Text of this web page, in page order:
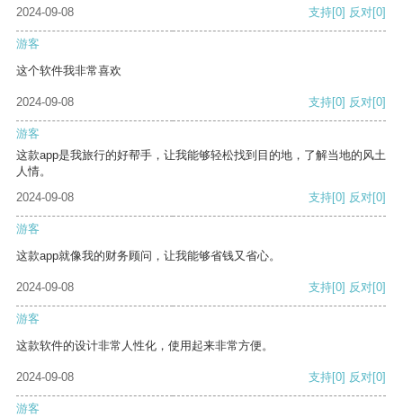
2024-09-08
支持[0] 反对[0]
游客
这个软件我非常喜欢
2024-09-08 支持[0] 反对[0]
游客
这款app是我旅行的好帮手，让我能够轻松找到目的地，了解当地的风土
人情。
2024-09-08
支持[0] 反对[0]
游客
这款app就像我的财务顾问，让我能够省钱又省心。
2024-09-08 支持[0] 反对[0]
游客
这款软件的设计非常人性化，使用起来非常方便。
2024-09-08 支持[0] 反对[0]
游客